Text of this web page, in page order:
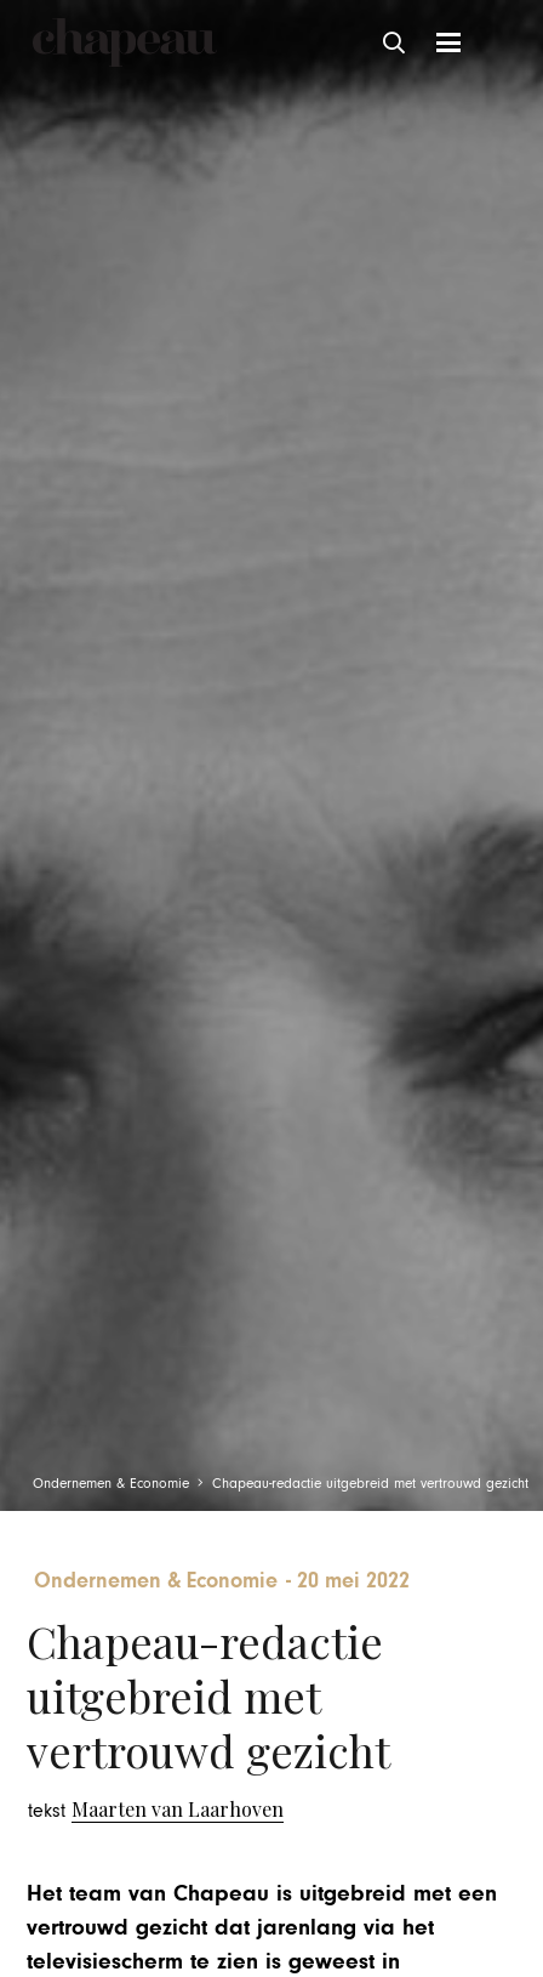
Ondernemen & Economie Chapeau-redactie uitgebreid met vertrouwd gezicht
Ondernemen & Economie -20 mei 2022
Chapeau-redactie
uitgebreid met
vertrouwd gezicht
tekst Maarten van Laarhoven
Het team van Chapeau is uitgebreid met een
vertrouwd gezicht dat jarenlang via het
televisiescherm te zien is geweest in